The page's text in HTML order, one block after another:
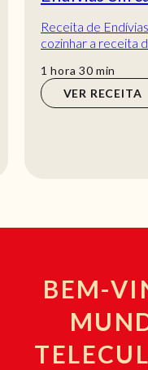
Receita de
cozinhar a receita
1 hora
hora 30min
min
VER RECEITA
BEM-